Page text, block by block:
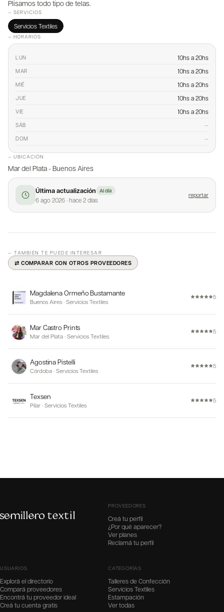
Plisamos todo tipo de telas.
— SERVICIOS
Servicios Textiles
— HORARIOS
LUN 10hs a 20hs
MAR 10hs a 20hs
MIÉ 10hs a 20hs
JUE 10hs a 20hs
VIE 10hs a 20hs
SÁB —
DOM —
— UBICACIÓN
Mar del Plata - Buenos Aires
Última actualización Al día
6 ago 2026·hace 2 días
reportar
— TAMBIÉN TE PUEDE INTERESAR
⇄ COMPARAR CON OTROS PROVEEDORES
Magdalena Ormeño Bustamante
Buenos Aires · Servicios Textiles
5
Mar Castro Prints
Mar del Plata · Servicios Textiles
5
Agostina Pistelli
Córdoba · Servicios Textiles
5
Texsen
Pilar · Servicios Textiles
5
PROVEEDORES
Creá tu perfil
¿Por qué aparecer?
Ver planes
Reclamá tu perfil
USUARIOS
Explorá el directorio
Compará proveedores
Encontrá tu proveedor ideal
Creá tu cuenta gratis
CATEGORÍAS
Talleres de Confección
Servicios Textiles
Estampación
Ver todas